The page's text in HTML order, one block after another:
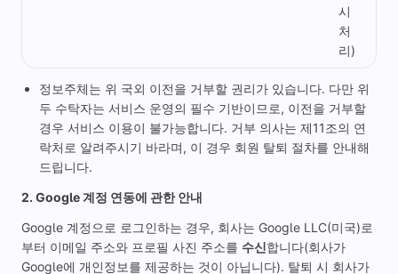
시
처
리)
정보주체는 위 국외 이전을 거부할 권리가 있습니다. 다만 위
두 수탁자는 서비스 운영의 필수 기반이므로, 이전을 거부할
경우 서비스 이용이 불가능합니다. 거부 의사는 제11조의 연
락처로 알려주시기 바라며, 이 경우 회원 탈퇴 절차를 안내해
드립니다.
2. Google 계정 연동에 관한 안내
Google 계정으로 로그인하는 경우, 회사는 Google LLC(미국)로
부터 이메일 주소와 프로필 사진 주소를 수신합니다(회사가
Google에 개인정보를 제공하는 것이 아닙니다). 탈퇴 시 회사가